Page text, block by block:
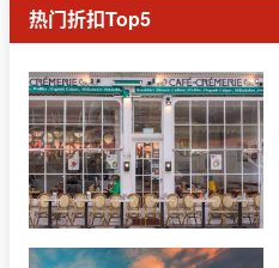
热门折扣Top5